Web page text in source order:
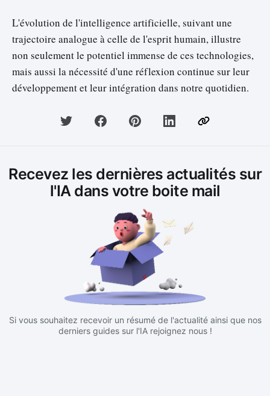
L'évolution de l'intelligence artificielle, suivant une
trajectoire analogue à celle de l'esprit humain, illustre
non seulement le potentiel immense de ces technologies,
mais aussi la nécessité d'une réflexion continue sur leur
développement et leur intégration dans notre quotidien.
Recevez les dernières actualités sur
l'IA dans votre boite mail
Si vous souhaitez recevoir un résumé de l'actualité ainsi que nos
derniers guides sur l'IA rejoignez nous !